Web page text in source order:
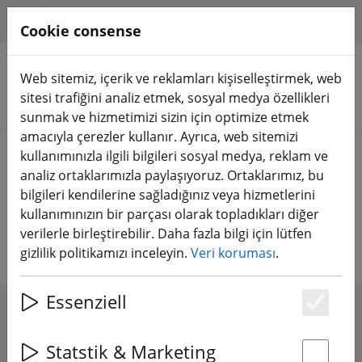
Ürünleri arayın
Home Bileşenler Motorlar
FPV multikopterler ve FPV uçaklar
için motorlar
Cookie consense
Web sitemiz, içerik ve reklamları kişiselleştirmek, web
sitesi trafiğini analiz etmek, sosyal medya özellikleri
sunmak ve hizmetimizi sizin için optimize etmek
amacıyla çerezler kullanır. Ayrıca, web sitemizi
kullanımınızla ilgili bilgileri sosyal medya, reklam ve
analiz ortaklarımızla paylaşıyoruz. Ortaklarımız, bu
bilgileri kendilerine sağladığınız veya hizmetlerini
kullanımınızın bir parçası olarak topladıkları diğer
verilerle birleştirebilir. Daha fazla bilgi için lütfen
gizlilik politikamızı inceleyin. Veri koruması.
Essenziell
Statstik & Marketing